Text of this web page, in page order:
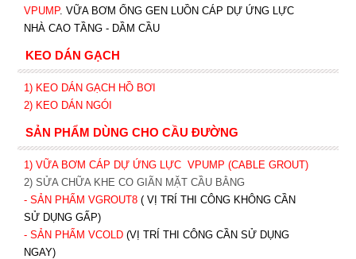
VPUMP. VỮA BƠM ỐNG GEN LUỒN CÁP DỰ ỨNG LỰC
NHÀ CAO TẦNG - DẦM CẦU
KEO DÁN GẠCH
1) KEO DÁN GẠCH HỒ BƠI
2) KEO DÁN NGÓI
SẢN PHẨM DÙNG CHO CẦU ĐƯỜNG
1) VỮA BƠM CÁP DỰ ỨNG LỰC VPUMP (CABLE GROUT)
2) SỬA CHỮA KHE CO GIÃN MẶT CẦU BẰNG
- SẢN PHẨM VGROUT8 ( VỊ TRÍ THI CÔNG KHÔNG CẦN
SỬ DỤNG GẤP)
- SẢN PHẨM VCOLD (VỊ TRÍ THI CÔNG CẦN SỬ DỤNG
NGAY)